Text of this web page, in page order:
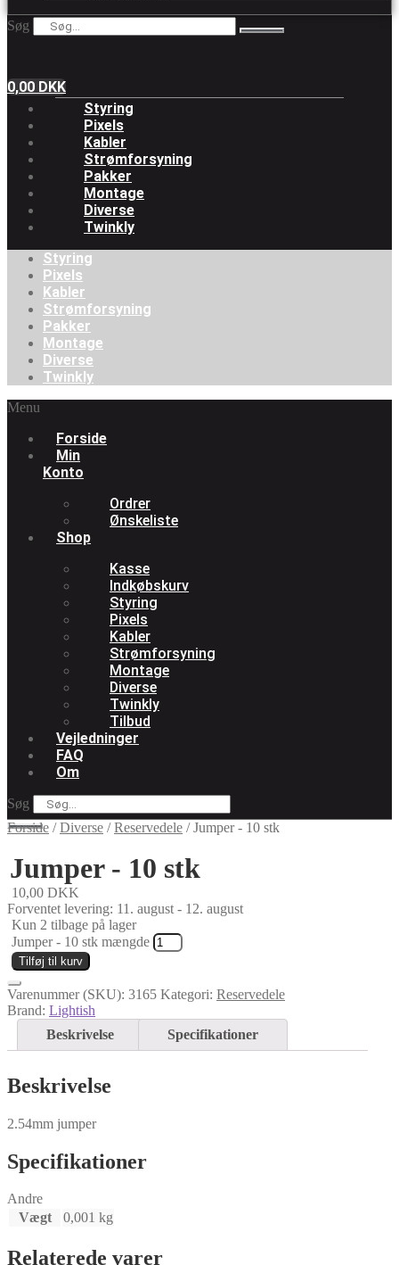
Søg
0,00 DKK
Styring
Pixels
Kabler
Strømforsyning
Pakker
Montage
Diverse
Twinkly
Styring
Pixels
Kabler
Strømforsyning
Pakker
Montage
Diverse
Twinkly
Menu
Forside
Min
Konto
Ordrer
Ønskeliste
Shop
Kasse
Indkøbskurv
Styring
Pixels
Kabler
Strømforsyning
Montage
Diverse
Twinkly
Tilbud
Vejledninger
FAQ
Om
Søg
Forside /Diverse /Reservedele /Jumper - 10 stk
Jumper - 10 stk
10,00 DKK
Forventet levering: 11. august - 12. august
Kun 2 tilbage på lager
Jumper - 10 stk mængde
Tilføj til kurv
Varenummer (SKU): 3165 Kategori: Reservedele
Brand: Lightish
Beskrivelse
Specifikationer
Beskrivelse
2.54mm jumper
Specifikationer
Andre
Vægt
0,001 kg
Relaterede varer